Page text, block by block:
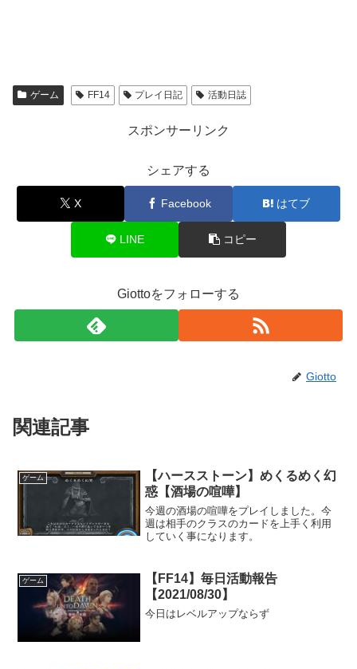
ゲーム FF14 プレイ日記 活動日誌
スポンサーリンク
シェアする
X Facebook はてブ
LINE コピー
Giottoをフォローする
Giotto
関連記事
ゲーム
【ハースストーン】めくるめく幻
惑【酒場の喧嘩】
今週の酒場の喧嘩をプレイしました。今
週は相手のクラスのカードを上手く利用
していく事になります。
ゲーム
【FF14】毎日活動報告
【2021/08/30】
今日はレベルアップならず